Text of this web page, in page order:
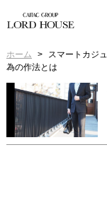
ホーム
スマートカジ
為の作法とは